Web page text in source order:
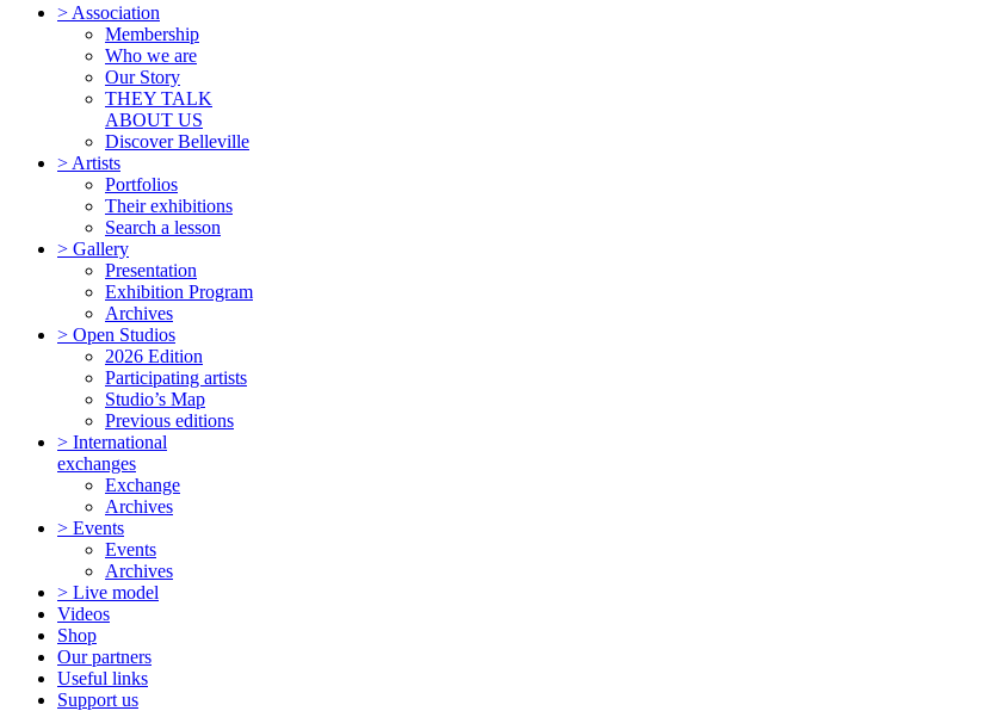
> Association
Membership
Who we are
Our Story
THEY TALK
ABOUT US
Discover Belleville
> Artists
Portfolios
Their exhibitions
Search a lesson
> Gallery
Presentation
Exhibition Program
Archives
> Open Studios
2026 Edition
Participating artists
Studio’s Map
Previous editions
> International
exchanges
Exchange
Archives
> Events
Events
Archives
> Live model
Videos
Shop
Our partners
Useful links
Support us